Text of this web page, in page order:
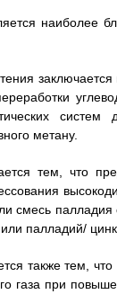
наиболее
метану.
тем, что
смесь
палладий/
также тем,
газа при